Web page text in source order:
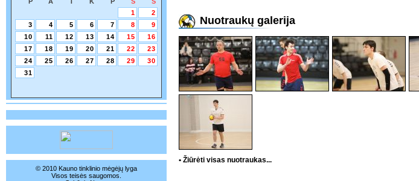
1
2
3
4 5 6 7 8
9
10
11 12 13 14 15
16
17
18 19 20 21 22
23
24
25 26 27 28 29
30
31
© 2010 Kauno tinklinio mėgėjų lyga
Visos teisės saugomos.
Nuotraukų galerija
• Žiūrėti visas nuotraukas...